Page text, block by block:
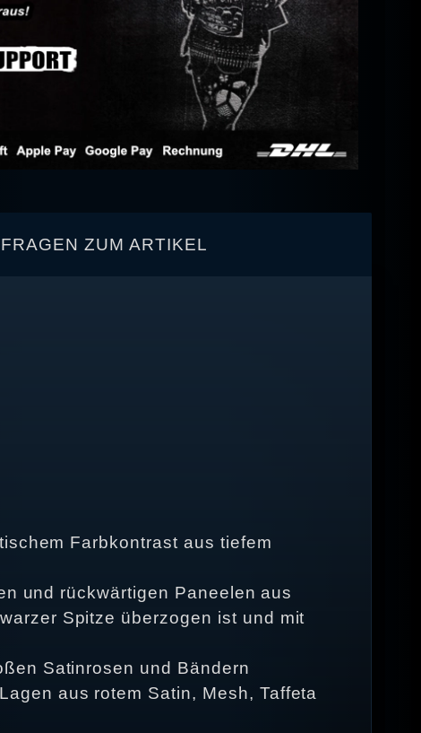
FRAGEN ZUM ARTIKEL
Farbkontrast aus tiefem
und rückwärtigen Paneelen aus
Spitze überzogen ist und mit
Satinrosen und Bändern
aus rotem Satin, Mesh, Taffeta